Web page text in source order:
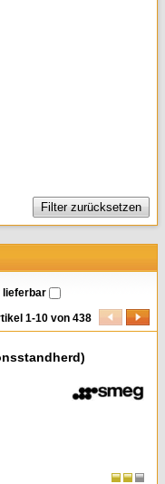
lieferbar
1-10 von 438